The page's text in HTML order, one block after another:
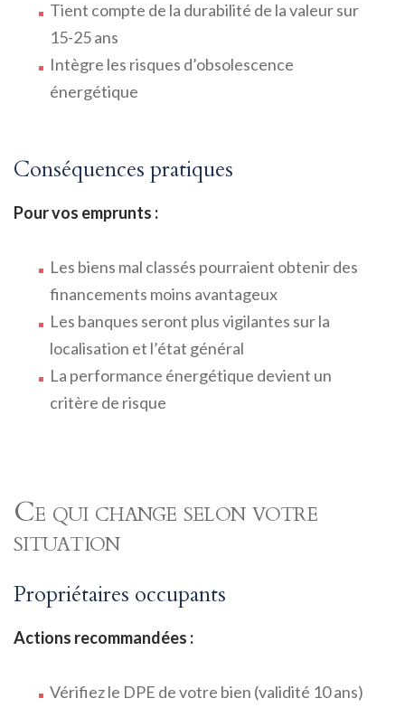
Tient compte de la durabilité de la valeur sur
15-25 ans
Intègre les risques d’obsolescence
énergétique
Conséquences pratiques
Pour vos emprunts :
Les biens mal classés pourraient obtenir des
financements moins avantageux
Les banques seront plus vigilantes sur la
localisation et l’état général
La performance énergétique devient un
critère de risque
Ce qui change selon votre
situation
Propriétaires occupants
Actions recommandées :
Vérifiez le DPE de votre bien (validité 10 ans)